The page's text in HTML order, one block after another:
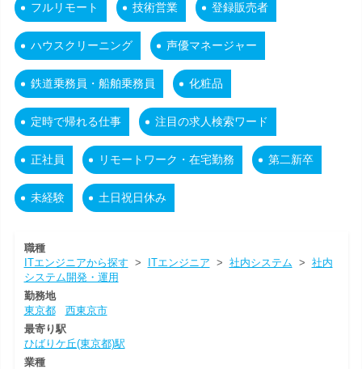
フルリモート 技術営業 登録販売者
ハウスクリーニング 声優マネージャー
鉄道乗務員・船舶乗務員 化粧品
定時で帰れる仕事 注目の求人検索ワード
正社員 リモートワーク・在宅勤務 第二新卒
未経験 土日祝日休み
職種
ITエンジニアから探す > ITエンジニア > 社内システム > 社内
システム開発・運用
勤務地
東京都
西東京市
最寄り駅
ひばりケ丘(東京都)駅
業種